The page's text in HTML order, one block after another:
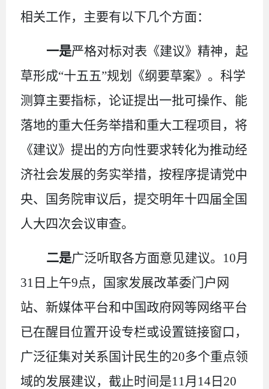
相关工作，主要有以下几个方面：
一是严格对标对表《建议》精神，起
草形成“十五五”规划《纲要草案》。科学
测算主要指标，论证提出一批可操作、能
落地的重大任务举措和重大工程项目，将
《建议》提出的方向性要求转化为推动经
济社会发展的务实举措，按程序提请党中
央、国务院审议后，提交明年十四届全国
人大四次会议审查。
二是广泛听取各方面意见建议。 10月
31 日上午9点，国家发展改革委门户网
站、新媒体平台和中国政府网等网络平台
已在醒目位置开设专栏或设置链接窗口，
广泛征集对关系国计民生的20多个重点领
域的发展建议，截止时间是11 月 14 日 20